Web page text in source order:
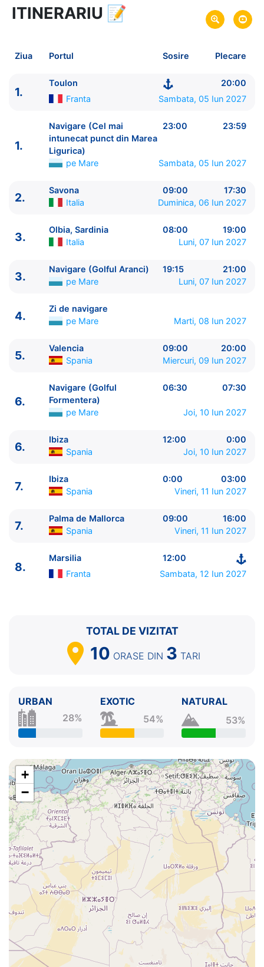
8 zile vacanta de croaziera in
Marea Mediterana de Vest si Insulele Baleare -
link
Sosire pe 12 Iun 2027 Franta
Costa Fascinosa ★★★★
ITINERARIU
Ziua | Portul | Sosire - Plecare
Toulon Franta ⚓ - 20:00
1. Navigare (Cel mai intunecat punct din Marea
2.
Savona Italia
Olbia, Sardinia
08:00 - 19:00
Zi de navigare pe Mare
0:00 - 0:00
5.
Valencia Spania
6.
Ibiza Spania 12:00 - 0:00
Palma de Mallorca
09:00 - 16:00
8.
Marsilia Franta
ITINERARIU 📝
Ziua Portul Sosire Plecare
1.
Toulon
20:00
Franta
Sambata, 05 Iun 2027
1.
Navigare (Cel mai
intunecat punct din Marea
Ligurica)
23:00 23:59
pe Mare Sambata, 05 Iun 2027
2.
Savona 09:00
17:30
Italia
Duminica, 06 Iun 2027
3.
Olbia, Sardinia 08:00
19:00
Italia
Luni, 07 Iun 2027
3.
Navigare (Golful Aranci) 19:15
21:00
pe Mare
Luni, 07 Iun 2027
4.
Zi de navigare
pe Mare
Marti, 08 Iun 2027
5.
Valencia 09:00
20:00
Spania
Miercuri, 09 Iun 2027
6.
Navigare (Golful
Formentera)
06:30 07:30
pe Mare Joi, 10 Iun 2027
6.
Ibiza 12:00
0:00
Spania
Joi, 10 Iun 2027
7.
Ibiza 0:00
03:00
Spania
Vineri, 11 Iun 2027
7.
Palma de Mallorca 09:00
16:00
Spania
Vineri, 11 Iun 2027
8.
Marsilia
12:00
Franta
Sambata, 12 Iun 2027
TOTAL DE VIZITAT
10 ORASE DIN 3 TARI
URBAN
28%
EXOTIC
54%
NATURAL
53%
+
−